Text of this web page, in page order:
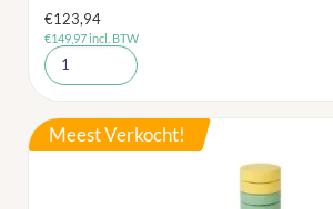
€123,94
€149,97incl. BTW
Meest Verkocht!